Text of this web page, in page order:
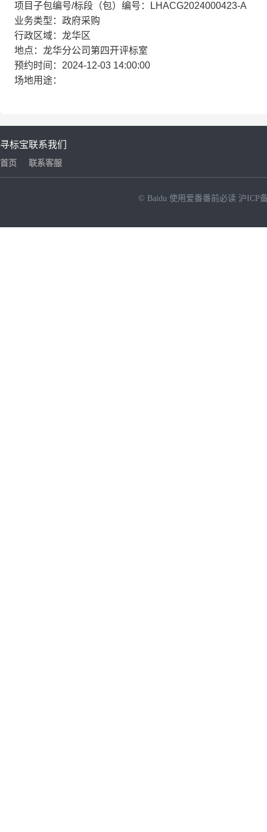
项目子包编号/标段（包）编号：LHACG2024000423-A
业务类型：政府采购
行政区域：龙华区
地点：龙华分公司第四开评标室
预约时间：2024-12-03 14:00:00
场地用途：
寻标宝
首页
联系我们
联系客服
© Baidu 使用爱番番前必读 沪ICP